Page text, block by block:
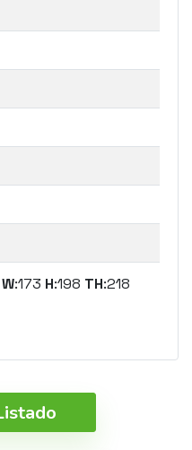
W:173 H:198 TH:218